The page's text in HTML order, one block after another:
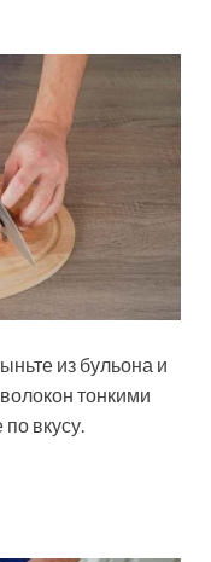
из бульона и
тонкими
вкусу.